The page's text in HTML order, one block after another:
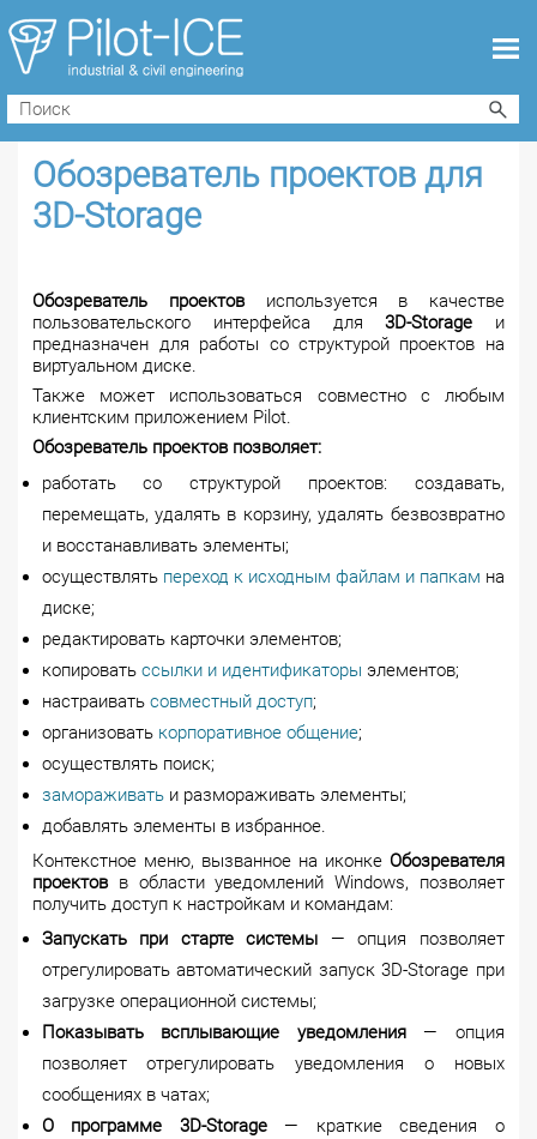
Обозреватель проектов для
3D-Storage
Обозреватель проектовиспользуется в качестве
пользовательского интерфейса для3D-Storagе и
предназначен для работы со структурой проектов на
виртуальном диске.
Также может использоваться совместно с любым
клиентским приложением Pilot.
Обозреватель проектов позволяет:
работать со структурой проектов: создавать,
перемещать, удалять в корзину, удалять безвозвратно
и восстанавливать элементы;
осуществлять переход к исходным файлам и папкам на
диске;
редактировать карточки элементов;
копировать ссылки и идентификаторы элементов;
настраивать совместный доступ;
организовать корпоративное общение;
осуществлять поиск;
замораживатьи размораживать элементы;
добавлять элементы в избранное.
Контекстное меню, вызванное на иконке Обозревателя
проектовв области уведомлений Windows, позволяет
получить доступ к настройкам и командам:
Запускать при старте системы — опция позволяет
отрегулировать автоматический запуск3D-Storage при
загрузке операционной системы;
Показывать всплывающие уведомления— опция
позволяет отрегулировать уведомления о новых
сообщениях в чатах;
О программе 3D-Storage— краткие сведения о